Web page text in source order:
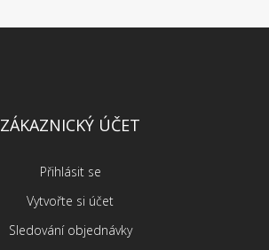
ZÁKAZNICKÝ ÚČET
Přihlásit se
Vytvořte si účet
Sledování objednávky